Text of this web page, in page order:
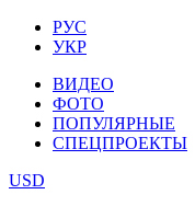
РУС
УКР
ВИДЕО
ФОТО
ПОПУЛЯРНЫЕ
СПЕЦПРОЕКТЫ
USD